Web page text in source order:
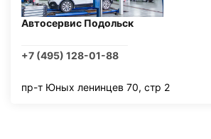
Автосервис Подольск
+7 (495) 128-01-88
пр-т Юных ленинцев 70, стр 2